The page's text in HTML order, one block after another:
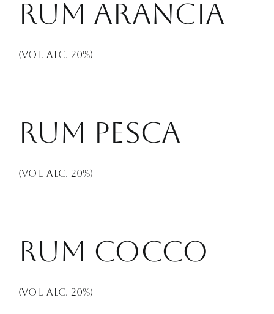
Rum Arancia
(Vol. Alc. 20%)
Rum Pesca
(Vol. Alc. 20%)
Rum Cocco
(Vol. Alc. 20%)